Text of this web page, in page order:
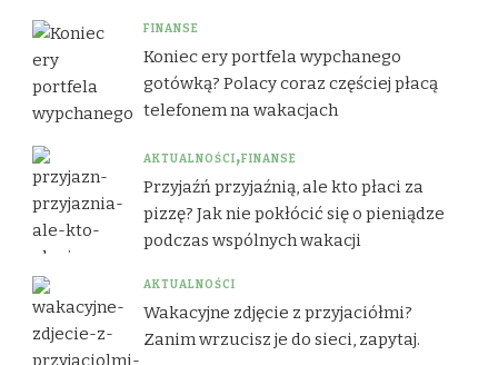
FINANSE
Koniec ery portfela wypchanego
gotówką? Polacy coraz częściej płacą
telefonem na wakacjach
AKTUALNOŚCI FINANSE
Przyjaźń przyjaźnią, ale kto płaci za
pizzę? Jak nie pokłócić się o pieniądze
podczas wspólnych wakacji
AKTUALNOŚCI
Wakacyjne zdjęcie z przyjaciółmi?
Zanim wrzucisz je do sieci, zapytaj.